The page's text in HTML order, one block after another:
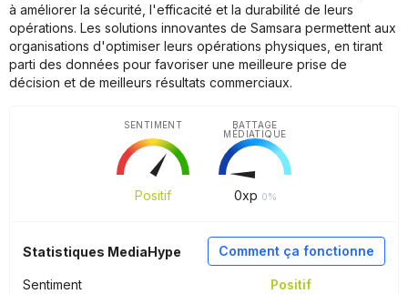
à améliorer la sécurité, l'efficacité et la durabilité de leurs
opérations. Les solutions innovantes de Samsara permettent aux
organisations d'optimiser leurs opérations physiques, en tirant
parti des données pour favoriser une meilleure prise de
décision et de meilleurs résultats commerciaux.
Positif
SENTIMENT
0xp 0%
BATTAGE
MÉDIATIQUE
Comment ça fonctionne
Statistiques MediaHype
Sentiment
Positif